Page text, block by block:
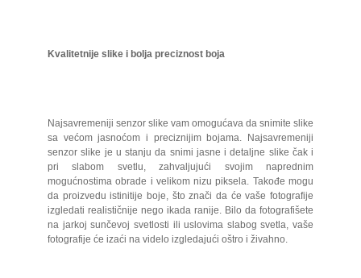
Kvalitetnije slike i bolja preciznost boja
Najsavremeniji senzor slike vam omogućava da snimite slike
sa većom jasnoćom i preciznijim bojama. Najsavremeniji
senzor slike je u stanju da snimi jasne i detaljne slike čak i
pri slabom svetlu, zahvaljujući svojim naprednim
mogućnostima obrade i velikom nizu piksela. Takođe mogu
da proizvedu istinitije boje, što znači da će vaše fotografije
izgledati realističnije nego ikada ranije. Bilo da fotografišete
na jarkoj sunčevoj svetlosti ili uslovima slabog svetla, vaše
fotografije će izaći na videlo izgledajući oštro i živahno.